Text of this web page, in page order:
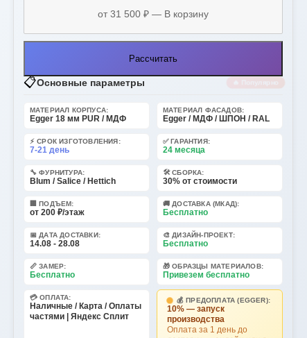
Рассчитать
📋Основные параметры 🔥 Популярно
МАТЕРИАЛ КОРПУСА:
Egger 18 мм PUR / МДФ
МАТЕРИАЛ ФАСАДОВ:
Egger / МДФ / ШПОН / RAL
⚡ СРОК ИЗГОТОВЛЕНИЯ:
7-21 день
✅ ГАРАНТИЯ:
24 месяца
🔧 ФУРНИТУРА:
Blum / Salice / Hettich
🛠️ СБОРКА:
30% от стоимости
🏢 ПОДЪЕМ:
от 200 ₽/этаж
🚚 ДОСТАВКА (МКАД):
Бесплатно
📅 ДАТА ДОСТАВКИ:
14.08 - 28.08
🎨 ДИЗАЙН-ПРОЕКТ:
Бесплатно
📏 ЗАМЕР:
Бесплатно
🎁 ОБРАЗЦЫ МАТЕРИАЛОВ:
Привезем бесплатно
💳 ОПЛАТА:
Наличные / Карта / Оплаты
частями | Яндекс Сплит
💰 ПРЕДОПЛАТА (EGGER):
10% — запуск
производства
Оплата за 1 день до